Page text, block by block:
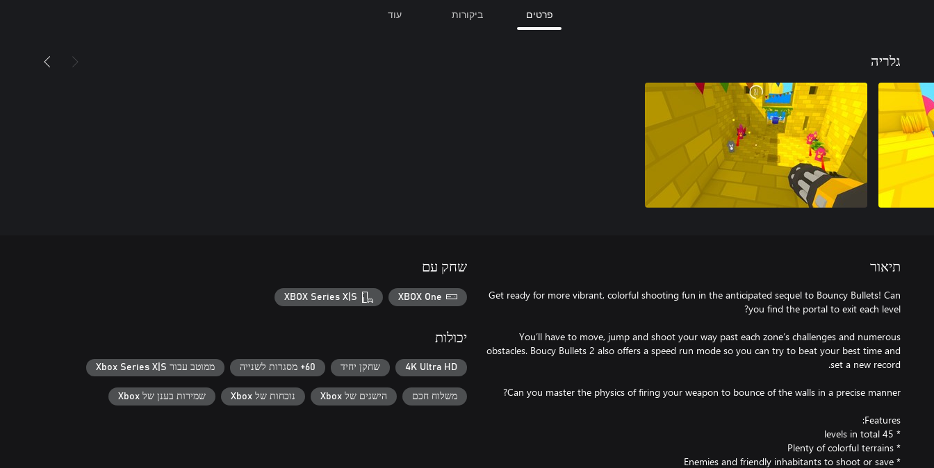
פרטים ביקורות עוד
גלריה
תיאור
Get ready for more vibrant, colorful shooting fun in the anticipated sequel to Bouncy Bullets! Can
You’ll have to move, jump and shoot your way past each zone’s challenges and numerous
obstacles. Boucy Bullets 2 also offers a speed run mode so you can try to beat your best time and
שחק עם
XBOX One
XBOX Series X|S
יכולות
4K Ultra HD שחקן יחיד 60+ מסגרות לשנייה ממוטב עבור Xbox Series X|S
משלוח חכם הישגים של Xbox נוכחות של Xbox שמירות בענן של Xbox